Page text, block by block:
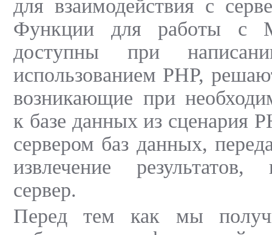
для взаимодействия с
Функции для работы с
доступны при
использованием PHP,
возникающие при
к базе данных из сценария
сервером баз данных,
извлечение
сервер.
Перед тем как мы